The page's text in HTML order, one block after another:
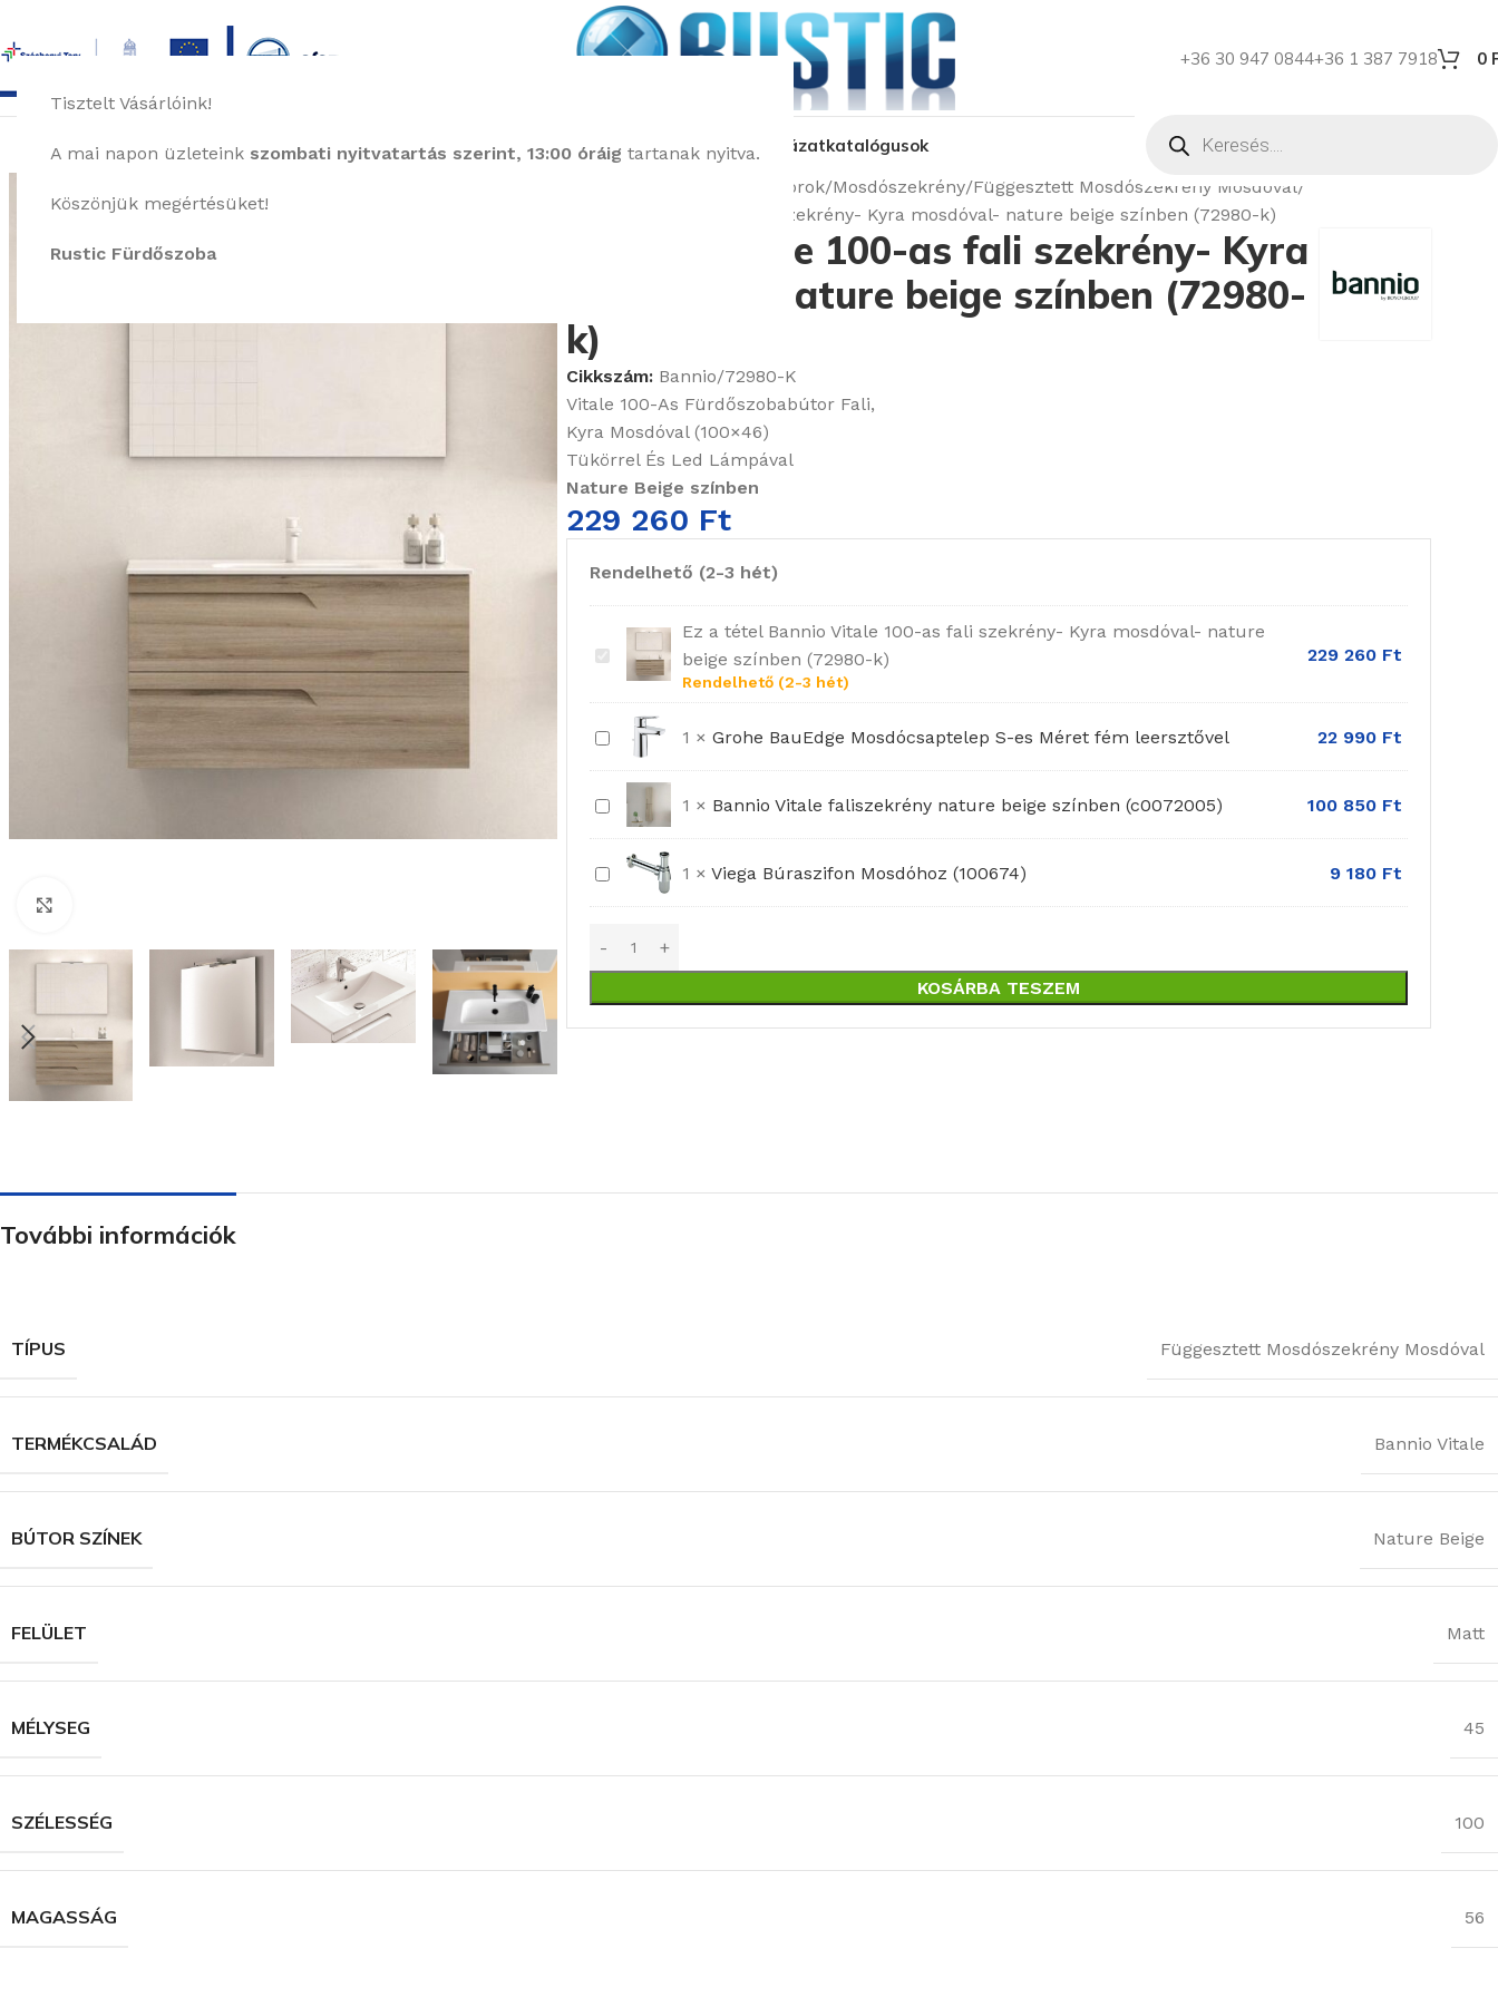
Tisztelt Vásárlóink!
A mai napon üzleteink szombati nyitvatartás szerint, 13:00 óráig tartanak nyitva.
Köszönjük megértésüket!
Rustic Fürdőszoba
+36 30 947 0844+36 1 387 7918 0
főoldal termékek képgalériabemutatkozásüzleteink látványtervezés pályázatkatalógusok
Fürdőszobabútorok Mosdószekrény Függesztett Mosdószekrény Mosdóval
Bannio Vitale 100-as fali szekrény- Kyra mosdóval- nature beige színben (72980-k)
Bannio Vitale 100-as fali szekrény- Kyra
mosdóval- nature beige színben (72980-
k)
Cikkszám: Bannio/72980-K
Vitale 100-As Fürdőszobabútor Fali,
Kyra Mosdóval (100×46)
Tükörrel És Led Lámpával
Nature Beige színben
229 260 Ft
Rendelhető (2-3 hét)
Bannio
Vitale
100-
as
fali
szekrény-
Kyra
mosdóval-
nature
beige
Ez a tétel Bannio Vitale 100-as fali szekrény- Kyra mosdóval- nature
beige színben (72980-k)
Rendelhető (2-3 hét)
229 260 Ft
Grohe
BauEdge
Mosdócsaptelep
S-
Méret
fém
1 × Grohe BauEdge Mosdócsaptelep S-es Méret fém leersztővel 22 990 Ft
Bannio
Vitale
faliszekrény
nature
színben
(c0072005)
1 × Bannio Vitale faliszekrény nature beige színben (c0072005) 100 850 Ft
Viega
Búraszifon
(100674)
1 × Viega Búraszifon Mosdóhoz (100674) 9 180 Ft
KOSÁRBA TESZEM
További információk
TÍPUS Függesztett Mosdószekrény Mosdóval
TERMÉKCSALÁD Bannio Vitale
BÚTOR SZÍNEK Nature Beige
FELÜLET Matt
MÉLYSEG 45
SZÉLESSÉG 100
MAGASSÁG 56